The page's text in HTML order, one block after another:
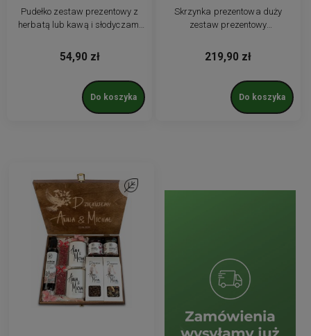
Pudełko zestaw prezentowy z
herbatą lub kawą i słodyczami
personalizowany. Prezent dla
firm
54,90 zł
Do koszyka
Skrzynka prezentowa duży
zestaw prezentowy
chrzestnych kubek herbata
grawer
219,90 zł
Do koszyka
Do ulubionych